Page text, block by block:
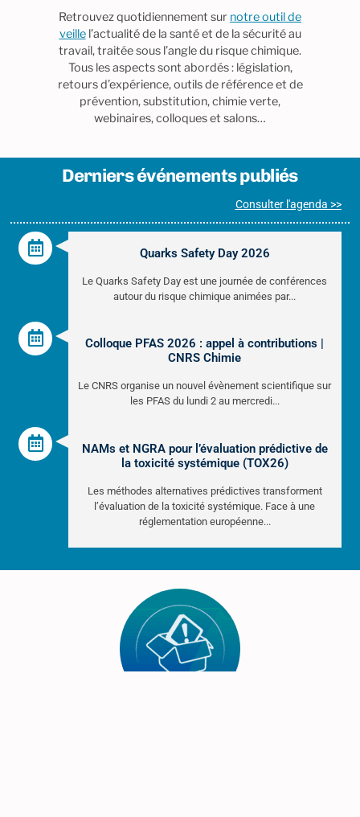
Retrouvez quotidiennement sur notre outil de
veillel’actualité de la santé et de la sécurité au
travail, traitée sous l’angle du risque chimique.
Tous les aspects sont abordés : législation,
retours d’expérience, outils de référence et de
prévention, substitution, chimie verte,
webinaires, colloques et salons…
Derniers événements publiés
Consulter l'agenda >>
Quarks Safety Day 2026
Le Quarks Safety Day est une journée de conférences
autour du risque chimique animées par...
Colloque PFAS 2026 : appel à contributions |
CNRS Chimie
Le CNRS organise un nouvel évènement scientifique sur
les PFAS du lundi 2 au mercredi...
NAMs et NGRA pour l’évaluation prédictive de
la toxicité systémique (TOX26)
Les méthodes alternatives prédictives transforment
l’évaluation de la toxicité systémique. Face à une
réglementation européenne...